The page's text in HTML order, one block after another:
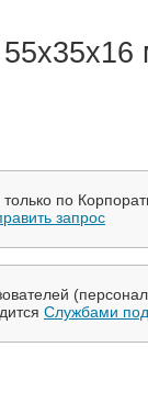
по
запрос
Службами